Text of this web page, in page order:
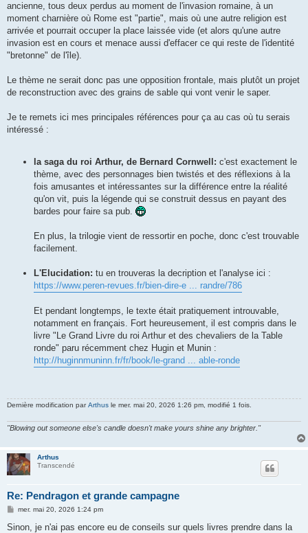
ancienne, tous deux perdus au moment de l'invasion romaine, à un
moment charnière où Rome est "partie", mais où une autre religion est
arrivée et pourrait occuper la place laissée vide (et alors qu'une autre
invasion est en cours et menace aussi d'effacer ce qui reste de l'identité
"bretonne" de l'île).
Le thème ne serait donc pas une opposition frontale, mais plutôt un projet
de reconstruction avec des grains de sable qui vont venir le saper.
Je te remets ici mes principales références pour ça au cas où tu serais
intéressé :
la saga du roi Arthur, de Bernard Cornwell: c'est exactement le
thème, avec des personnages bien twistés et des réflexions à la
fois amusantes et intéressantes sur la différence entre la réalité
qu'on vit, puis la légende qui se construit dessus en payant des
bardes pour faire sa pub.
En plus, la trilogie vient de ressortir en poche, donc c'est trouvable
facilement.
L'Elucidation: tu en trouveras la decription et l'analyse ici :
https://www.peren-revues.fr/bien-dire-e ... randre/786
Et pendant longtemps, le texte était pratiquement introuvable,
notamment en français. Fort heureusement, il est compris dans le
livre "Le Grand Livre du roi Arthur et des chevaliers de la Table
ronde" paru récemment chez Hugin et Munin :
http://huginnmuninn.fr/fr/book/le-grand ... able-ronde
Dernière modification parArthus le mer. mai 20, 2026 1:26 pm, modifié 1 fois.
"Blowing out someone else's candle doesn't make yours shine any brighter."
Arthus
Transcendé
Re: Pendragon et grande campagne
M
s
mer. mai 20, 2026 1:24 pm
Sinon, je n'ai pas encore eu de conseils sur quels livres prendre dans la